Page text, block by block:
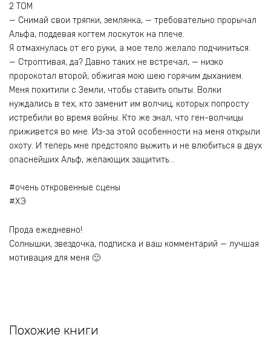
2 ТОМ
— Снимай свои тряпки, землянка, — требовательно прорычал
Альфа, поддевая когтем лоскуток на плече.
Я отмахнулась от его руки, а мое тело желало подчиниться.
— Строптивая, да? Давно таких не встречал, — низко
пророкотал второй, обжигая мою шею горячим дыханием.
Меня похитили с Земли, чтобы ставить опыты. Волки
нуждались в тех, кто заменит им волчиц, которых попросту
истребили во время войны. Кто же знал, что ген-волчицы
приживется во мне. Из-за этой особенности на меня открыли
охоту. И теперь мне предстояло выжить и не влюбиться в двух
опаснейших Альф, желающих защитить…
#очень откровенные сцены
#ХЭ
Прода ежедневно!
Солнышки, звездочка, подписка и ваш комментарий — лучшая
мотивация для меня 🙂
Похожие книги